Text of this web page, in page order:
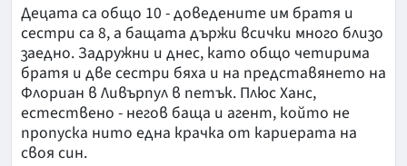
Децата са общо 10 - доведените им братя и
сестри са 8, а бащата държи всички много близо
заедно. Задружни и днес, като общо четирима
братя и две сестри бяха и на представянето на
Флориан в Ливърпул в петък. Плюс Ханс,
естествено - негов баща и агент, който не
пропуска нито една крачка от кариерата на
своя син.